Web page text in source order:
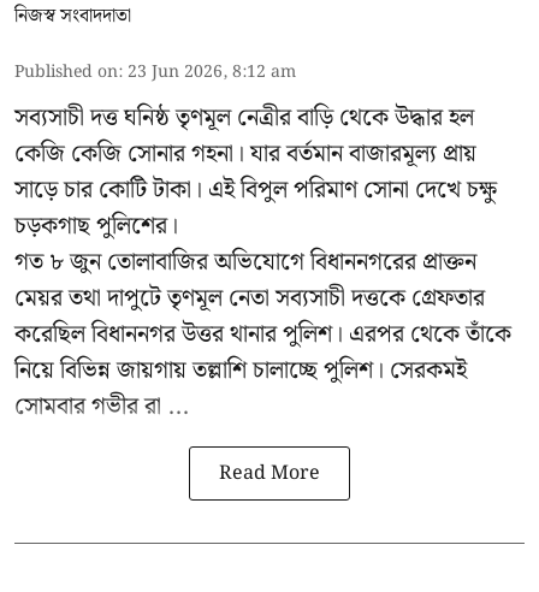
নিজস্ব সংবাদদাতা
Published on: 23 Jun 2026, 8:12 am
সব্যসাচী দত্ত ঘনিষ্ঠ তৃণমূল নেত্রীর বাড়ি থেকে উদ্ধার হল
কেজি কেজি সোনার গহনা। যার বর্তমান বাজারমূল্য প্রায়
সাড়ে চার কোটি টাকা। এই বিপুল পরিমাণ সোনা দেখে চক্ষু
চড়কগাছ পুলিশের।
গত ৮ জুন তোলাবাজির অভিযোগে বিধাননগরের প্রাক্তন
মেয়র তথা দাপুটে তৃণমূল নেতা সব্যসাচী দত্তকে গ্রেফতার
করেছিল বিধাননগর উত্তর থানার পুলিশ। এরপর থেকে তাঁকে
নিয়ে বিভিন্ন জায়গায় তল্লাশি চালাচ্ছে পুলিশ। সেরকমই
সোমবার গভীর রা ...
Read More